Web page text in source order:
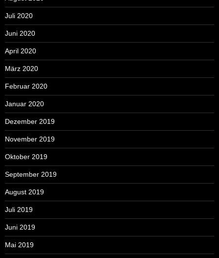
Juli 2020
Juni 2020
April 2020
März 2020
Februar 2020
Januar 2020
Dezember 2019
November 2019
Oktober 2019
September 2019
August 2019
Juli 2019
Juni 2019
Mai 2019